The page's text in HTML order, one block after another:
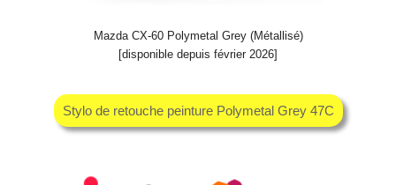
Mazda CX-60 Polymetal Grey (Métallisé)
[disponible depuis février 2026]
Stylo de retouche peinture Polymetal Grey 47C